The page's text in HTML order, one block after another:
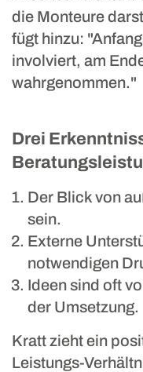
die Monteure
fügt hinzu:
involviert, am
wahrgenommen."
Drei
Der Blick von
sein.
Externe
notwendigen
Ideen sind oft
der Umsetzung.
Kratt zieht ein
Leistungs-